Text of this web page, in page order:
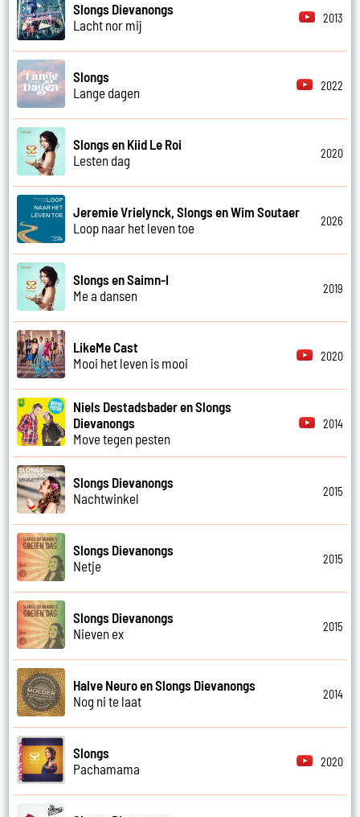
Slongs Dievanongs
Lacht nor mij
2013
Slongs
Lange dagen
2022
Slongs en Kiid Le Roi
Lesten dag
2020
Jeremie Vrielynck, Slongs en Wim Soutaer
Loop naar het leven toe
2026
Slongs en Saimn-I
Me a dansen
2019
LikeMe Cast
Mooi het leven is mooi
2020
Niels Destadsbader en Slongs
Dievanongs
Move tegen pesten
2014
Slongs Dievanongs
Nachtwinkel
2015
Slongs Dievanongs
Netje
2015
Slongs Dievanongs
Nieven ex
2015
Halve Neuro en Slongs Dievanongs
Nog ni te laat
2014
Slongs
Pachamama
2020